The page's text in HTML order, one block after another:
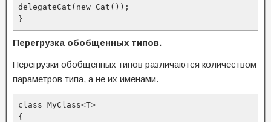
delegateCat(new Cat());
}
Перегрузка обобщенных типов.
Перегрузки обобщенных типов различаются количеством
параметров типа, а не их именами.
class MyClass<T>
{